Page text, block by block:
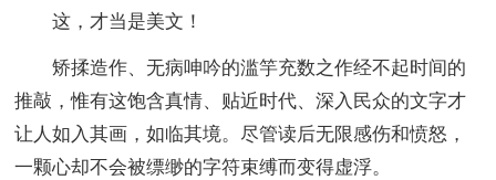
这，才当是美文！
矫揉造作、无病呻吟的滥竽充数之作经不起时间的
推敲，惟有这饱含真情、贴近时代、深入民众的文字才
让人如入其画，如临其境。尽管读后无限感伤和愤怒，
一颗心却不会被缥缈的字符束缚而变得虚浮。